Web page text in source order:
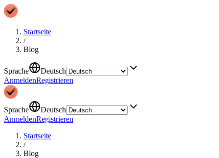
Startseite
/
Blog
Sprache
Deutsch
AnmeldenRegistrieren
Sprache
Deutsch
AnmeldenRegistrieren
Startseite
/
Blog